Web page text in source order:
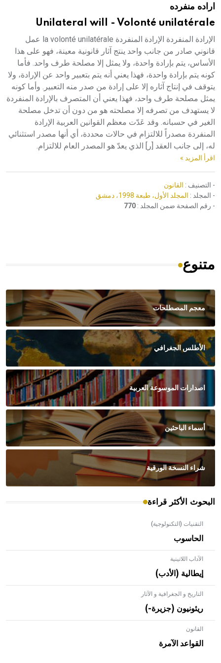
هيئة الموسوعة العربية تطلق موسوعات جديدة في عام 2026اراده منفرده
Unilateral will - Volonté unilatérale
الإرادة المنفردة الإرادة المنفردة la volonté unilatérale عمل
قانوني صادر من جانب واحد ينتج آثار قانونية معينة، فهو على هذا
الأساس، يتم بإرادة واحدة، ولا يمثل إلا مصلحة طرف واحد. فأما
كونه يتم بإرادة واحدة، فهذا يعني أنه يتم بتعبير واحد عن الإرادة، ولا
يتوقف في إنتاج آثاره إلا على إرادة من صدر منه التعبير. وأما كونه
يمثل مصلحة طرف واحد، فهذا يعني أن المتصرف بالإرادة المنفردة
لا يستهدف من تصرفه إلا مصلحته هو من دون أن تدخل مصلحة
الغير في حسبانه. وقد عَدّت معظم القوانين العربية الإرادة
المنفردة مصدراً للالتزام في حالات محددة، أي أنها مصدر استثنائي
له، إلى جانب العقد [ر] الذي يعدّ هو المصدر العام للالتزام.
اقرأ المزيد »
- التصنيف : القانون
- المجلد : المجلد الأول، طبعة 1998، دمشق
- رقم الصفحة ضمن المجلد : 770
متنوع
معجم المصطلحات
الأطلس الجغرافي
اصدارات الموسوعة العربية
أسماء الباحثين
شراء النسخة الورقية
البحوث الأكثر قراءة
التقنيات (التكنولوجية)
الحاسوب
الآداب اللاتينية
إيطالية (الأدب)
التاريخ و الجغرافية و الآثار
ريئونيون (جزيرة-)
القانون
القواعد الآمرة
- هل تعلم أن الأبلق نوع من الفنون الهندسية التي ارتبطت
بالعمارة الإسلامية في بلاد الشام ومصر خاصة، حيث يحرص
المعمار على بناء مداميكه وخاصة في الواجهات